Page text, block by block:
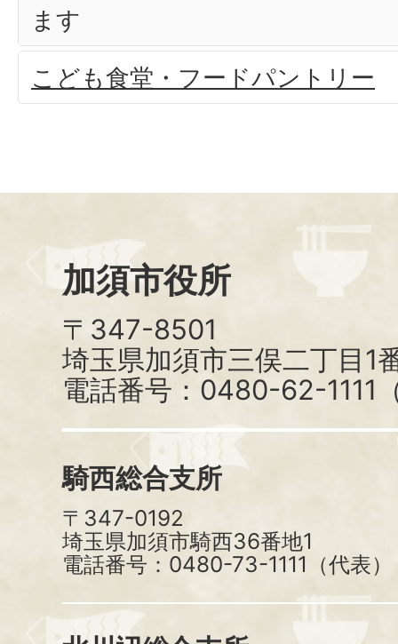
ます
こども食堂・フードパントリー
加須市役所
〒347-8501
埼玉県加須市三俣二丁目1
電話番号：0480-62-1111
騎西総合支所
〒347-0192
埼玉県加須市騎西36番地1
電話番号：0480-73-1111（代表）